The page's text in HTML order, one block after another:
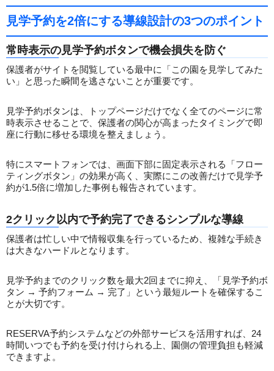
見学予約を2倍にする導線設計の3つのポイント
常時表示の見学予約ボタンで機会損失を防ぐ
保護者がサイトを閲覧している最中に「この園を見学してみた
い」と思った瞬間を逃さないことが重要です。
見学予約ボタンは、トップページだけでなく全てのページに常
時表示させることで、保護者の関心が高まったタイミングで即
座に行動に移せる環境を整えましょう。
特にスマートフォンでは、画面下部に固定表示される「フロー
ティングボタン」の効果が高く、実際にこの改善だけで見学予
約が1.5倍に増加した事例も報告されています。
2クリック以内で予約完了できるシンプルな導線
保護者は忙しい中で情報収集を行っているため、複雑な手続き
は大きなハードルとなります。
見学予約までのクリック数を最大2回までに抑え、「見学予約ボ
タン → 予約フォーム → 完了」という最短ルートを確保するこ
とが大切です。
RESERVA予約システムなどの外部サービスを活用すれば、24
時間いつでも予約を受け付けられる上、園側の管理負担も軽減
できますよ。